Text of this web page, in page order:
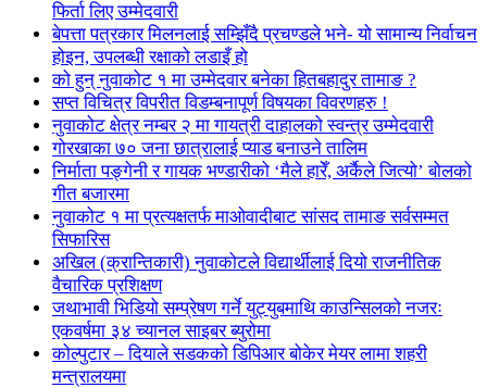
फिर्ता लिए उम्मेदवारी
बेपत्ता पत्रकार मिलनलाई सम्झिँदै प्रचण्डले भने- यो सामान्य निर्वाचन
होइन, उपलब्धी रक्षाको लडाइँ हो
को हुन् नुवाकोट १ मा उम्मेदवार बनेका हितबहादुर तामाङ ?
सप्त विचित्र विपरीत विडम्बनापूर्ण विषयका विवरणहरु !
नुवाकोट क्षेत्र नम्बर २ मा गायत्री दाहालको स्वन्त्र उम्मेदवारी
गोरखाका ७० जना छात्रालाई प्याड बनाउने तालिम
निर्माता पङ्गेनी र गायक भण्डारीको ‘मैले हारेँ, अर्कैले जित्यो’ बोलको
गीत बजारमा
नुवाकोट १ मा प्रत्यक्षतर्फ माओवादीबाट सांसद तामाङ सर्वसम्मत
सिफारिस
अखिल (क्रान्तिकारी) नुवाकोटले विद्यार्थीलाई दियो राजनीतिक
वैचारिक प्रशिक्षण
जथाभावी भिडियो सम्प्रेषण गर्ने युट्युबमाथि काउन्सिलको नजरः
एकवर्षमा ३४ च्यानल साइबर ब्युरोमा
कोल्पुटार – दियाले सडकको डिपिआर बोकेर मेयर लामा शहरी
मन्त्रालयमा